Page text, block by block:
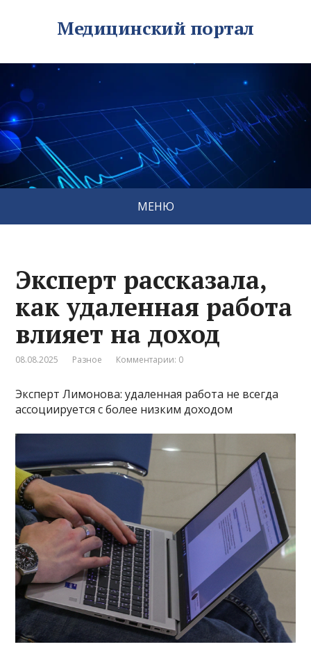
Медицинский портал
МЕНЮ
Эксперт рассказала,
как удаленная работа
влияет на доход
08.08.2025 Разное Комментарии: 0
Эксперт Лимонова: удаленная работа не всегда
ассоциируется с более низким доходом